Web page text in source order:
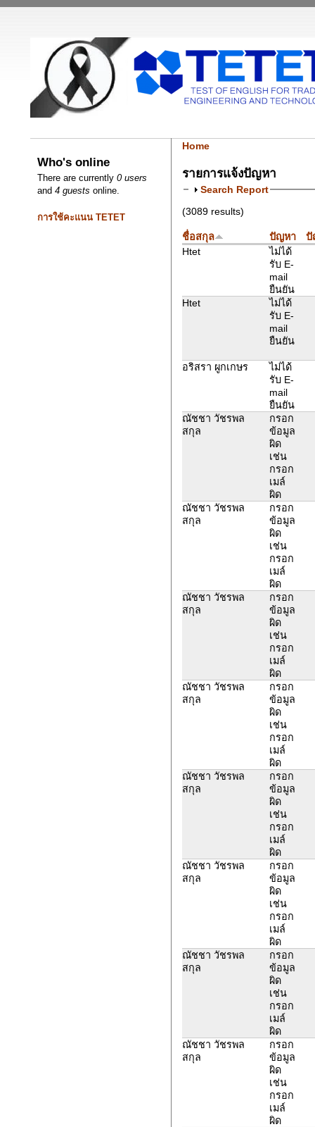
Who's online
There are currently0 users
and4 guests online.
การใช้คะแนน TETET
Home
รายการแจ้งปัญหา
Search Report
(3089 results)
ชื่อสกุล ปัญหา
ปั
Htet
ไม่ได้
รับ E-
mail
ยืนยัน
Htet
ไม่ได้
รับ E-
mail
ยืนยัน
อริสรา ผูกเกษร
ไม่ได้
รับ E-
mail
ยืนยัน
ณัชชา วัชรพล
สกุล
กรอก
ข้อมูล
ผิด
เช่น
กรอก
เมล์
ผิด
ณัชชา วัชรพล
สกุล
กรอก
ข้อมูล
ผิด
เช่น
กรอก
เมล์
ผิด
ณัชชา วัชรพล
สกุล
กรอก
ข้อมูล
ผิด
เช่น
กรอก
เมล์
ผิด
ณัชชา วัชรพล
สกุล
กรอก
ข้อมูล
ผิด
เช่น
กรอก
เมล์
ผิด
ณัชชา วัชรพล
สกุล
กรอก
ข้อมูล
ผิด
เช่น
กรอก
เมล์
ผิด
ณัชชา วัชรพล
สกุล
กรอก
ข้อมูล
ผิด
เช่น
กรอก
เมล์
ผิด
ณัชชา วัชรพล
สกุล
กรอก
ข้อมูล
ผิด
เช่น
กรอก
เมล์
ผิด
ณัชชา วัชรพล
สกุล
กรอก
ข้อมูล
ผิด
เช่น
กรอก
เมล์
ผิด